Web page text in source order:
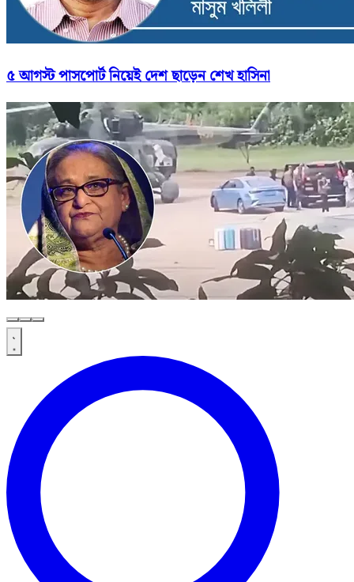
৫ আগস্ট পাসপোর্ট নিয়েই দেশ ছাড়েন শেখ হাসিনা